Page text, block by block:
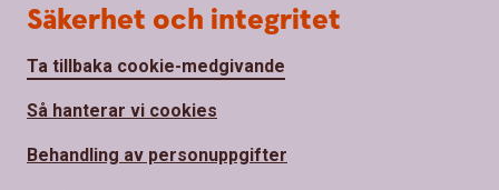
Säkerhet och integritet
Ta tillbaka cookie-medgivande
Så hanterar vi cookies
Behandling av personuppgifter